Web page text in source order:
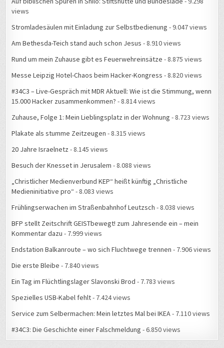
views
Stromladesäulen mit Einladung zur Selbstbedienung - 9.047 views
Am Bethesda-Teich stand auch schon Jesus - 8.910 views
Rund um mein Zuhause gibt es Feuerwehreinsätze - 8.875 views
Messe Leipzig Hotel-Chaos beim Hacker-Kongress - 8.820 views
#34C3 – Live-Gespräch mit MDR Aktuell: Wie ist die Stimmung, wenn
15.000 Hacker zusammenkommen? - 8.814 views
Zuhause, Folge 1: Mein Lieblingsplatz in der Wohnung - 8.723 views
Plakate als stumme Zeitzeugen - 8.315 views
20 Jahre Israelnetz - 8.145 views
Besuch der Knesset in Jerusalem - 8.088 views
„Christlicher Medienverbund KEP“ heißt künftig „Christliche
Medieninitiative pro“ - 8.083 views
Frühlingserwachen im Straßenbahnhof Leutzsch - 8.038 views
BFP stellt Zeitschrift GEISTbewegt! zum Jahresende ein – mein
Kommentar dazu - 7.999 views
Endstation Balkanroute – wo sich Fluchtwege trennen - 7.906 views
Die erste Bleibe - 7.840 views
Ein Tag im Flüchtlingslager Slavonski Brod - 7.783 views
Spezielles USB-Kabel fehlt- 7.424 views
Service zum Selbermachen: Mein letztes Mal bei IKEA- 7.110 views
#34C3: Die Geschichte einer Falschmeldung - 6.850 views